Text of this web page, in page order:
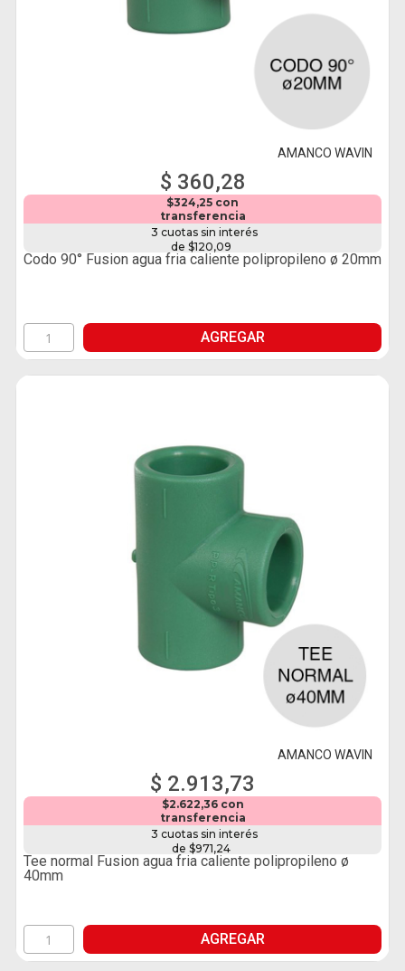
AMANCO WAVIN
$ 360,28
$324,25 con
transferencia
3 cuotas sin interés
de $120,09
Codo 90° Fusion agua fria caliente polipropileno ø 20mm
AGREGAR
AMANCO WAVIN
$ 2.913,73
$2.622,36 con
transferencia
3 cuotas sin interés
de $971,24
Tee normal Fusion agua fria caliente polipropileno ø
40mm
AGREGAR